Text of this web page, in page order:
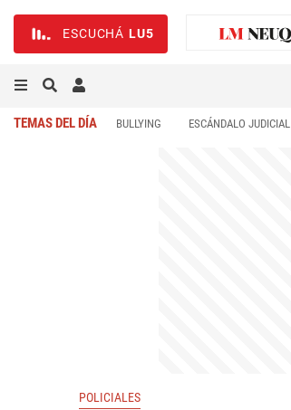
ESCUCHÁ LU5
TEMAS DEL DÍA BULLYING ESCÁNDALO JUDICIAL
POLICIALES